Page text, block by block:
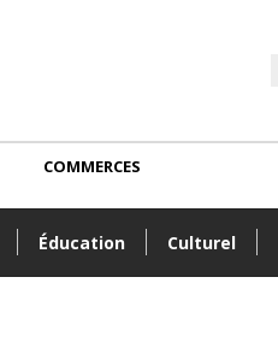
Éducation Culturel
COMMERCES